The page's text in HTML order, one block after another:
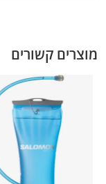
מוצרים קשורים